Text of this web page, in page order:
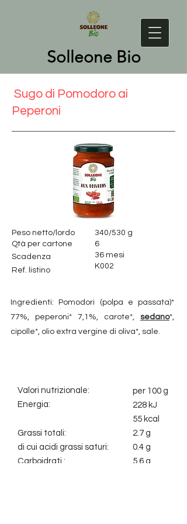
Solleone Bio
Sugo di Pomodoro ai
Peperoni
Peso netto/lordo
Qtà per cartone
Scadenza
Ref. listino
340/530 g
6
36 mesi
K002
Ingredienti: Pomodori (polpa e passata)*
77%, peperoni* 7,1%, carote*, sedano*,
cipolle*, olio extra vergine di oliva*, sale.
Valori nutrizionale:
Energia:
Grassi totali:
di cui acidi grassi saturi:
Carboidrati :
per 100 g
228 kJ
55 kcal
2.7 g
0.4 g
5.6 g